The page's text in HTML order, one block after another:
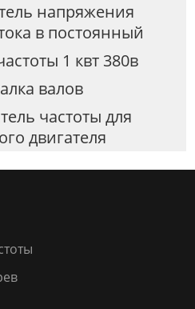
напряжения
в постоянный
1 квт 380в
валов
частоты для
двигателя